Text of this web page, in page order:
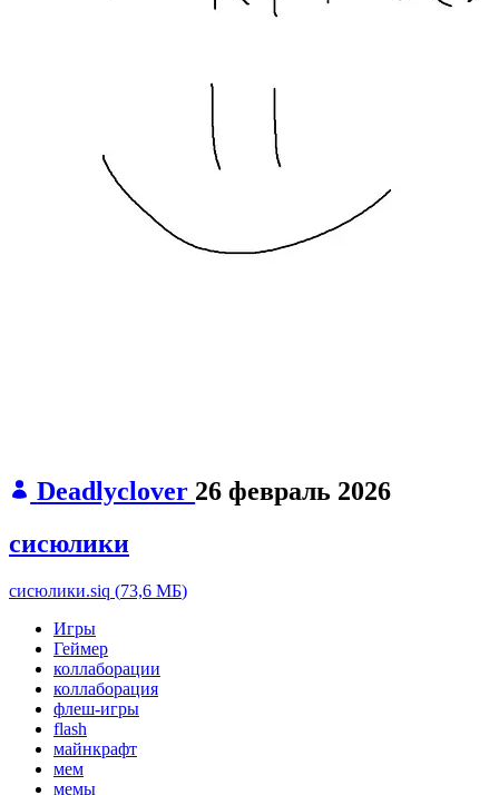
Deadlyclover 26 февраль 2026
сисюлики
сисюлики.siq (73,6 МБ)
Игры
Геймер
коллаборации
коллаборация
флеш-игры
flash
майнкрафт
мем
мемы